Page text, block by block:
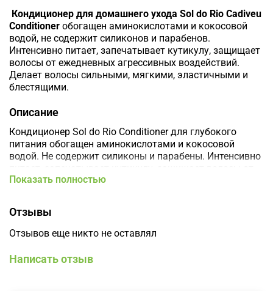
Кондиционер для домашнего ухода Sol do Rio Cadiveu
Conditioner обогащен аминокислотами и кокосовой
водой, не содержит силиконов и парабенов.
Интенсивно питает, запечатывает кутикулу, защищает
волосы от ежедневных агрессивных воздействий.
Делает волосы сильными, мягкими, эластичными и
блестящими.
Описание
Кондиционер Sol do Rio Conditioner для глубокого
питания обогащен аминокислотами и кокосовой
водой. Не содержит силиконы и парабены. Интенсивно
ежедневных агрессивных воздействий. Делает волосы
глянцевым блеском. Безсульфатная серия Sol Do Rio
обладает Color SAVE эффектом который подойдёт для
сохранения насыщенных оттенков окрашенных волос.
Способ применения:
Shampoo нанесите на тщательно промытые влажные
Показать полностью
Отзывы
Отзывов еще никто не оставлял
Написать отзыв